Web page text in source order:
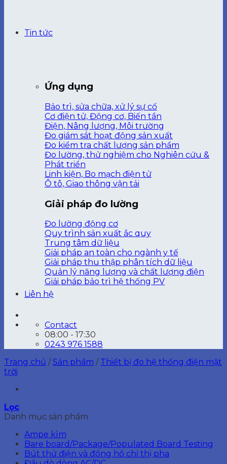
Tin tức
Ứng dụng
Bảo trì, sửa chữa, xử lý sự cố
Cơ điện tử, Động cơ, Biến tần
Điện, Nâng lượng, Môi trường
Đo giám sát hoạt động sản xuất
Đo kiểm tra chất lượng sản phẩm
Đo lường, thử nghiệm cho Nghiên cứu &
Phát triển
Linh kiện, Bo mạch điện tử
Ô tô, Giao thông vận tải
Giải pháp đo lường
Đo lường động cơ
Quy trình sản xuất ắc quy
Trung tâm dữ liệu
Giải pháp an toàn cho ngành y tế
Giải pháp thu thập phân tích dữ liệu
Quản lý năng lượng và chất lượng điện
Giải pháp bảo trì hệ thống PV
Liên hệ
Contact
08:00 - 17:30
0243 976 1588
Trang chủ / Sản phẩm / Thiết bị đo hệ thống điện mặt
trời
Lọc
Danh mục sản phẩm
Ampe kìm
Bare board/Package/Populated Board Testing
Bút thử điện và đồng hồ chỉ thị pha